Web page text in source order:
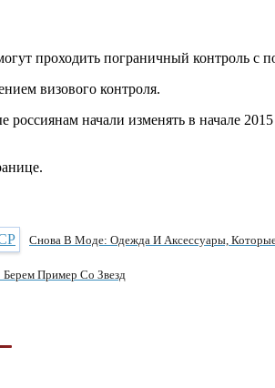
проходить пограничный контроль с
визового контроля.
россиянам начали изменять в начале
Снова В Моде: Одежда И Аксессуары,
Пример Со Звезд